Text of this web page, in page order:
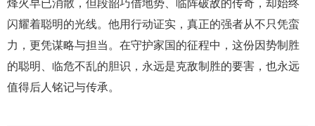
烽火早已消散，但段韶巧借地势、临阵破敌的传奇，却始终
闪耀着聪明的光线。他用行动证实，真正的强者从不只凭蛮
力，更凭谋略与担当。在守护家国的征程中，这份因势制胜
的聪明、临危不乱的胆识，永远是克敌制胜的要害，也永远
值得后人铭记与传承。